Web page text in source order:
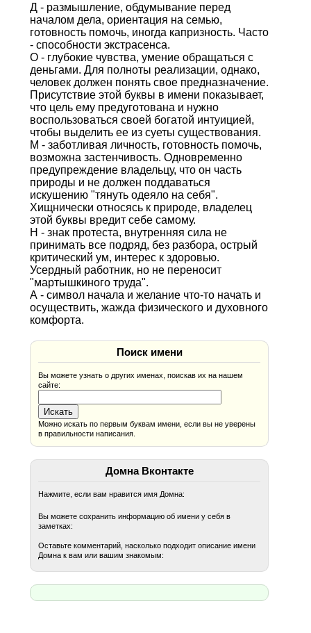
Д - размышление, обдумывание перед
началом дела, ориентация на семью,
готовность помочь, иногда капризность. Часто
- способности экстрасенса.
О - глубокие чувства, умение обращаться с
деньгами. Для полноты реализации, однако,
человек должен понять свое предназначение.
Присутствие этой буквы в имени показывает,
что цель ему предуготована и нужно
воспользоваться своей богатой интуицией,
чтобы выделить ее из суеты существования.
М - заботливая личность, готовность помочь,
возможна застенчивость. Одновременно
предупреждение владельцу, что он часть
природы и не должен поддаваться
искушению "тянуть одеяло на себя".
Хищнически относясь к природе, владелец
этой буквы вредит себе самому.
Н - знак протеста, внутренняя сила не
принимать все подряд, без разбора, острый
критический ум, интерес к здоровью.
Усердный работник, но не переносит
"мартышкиного труда".
А - символ начала и желание что-то начать и
осуществить, жажда физического и духовного
комфорта.
Поиск имени
Вы можете узнать о других именах, поискав их на нашем
сайте:
Можно искать по первым буквам имени, если вы не уверены
в правильности написания.
Домна Вконтакте
Нажмите, если вам нравится имя Домна:
Вы можете сохранить информацию об имени у себя в
заметках:
Оставьте комментарий, насколько подходит описание имени
Домна к вам или вашим знакомым: